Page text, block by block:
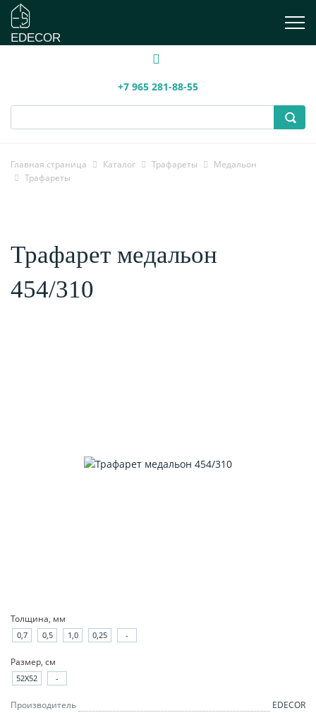
EDECOR
+7 965 281-88-55
Главная страница Каталог Трафареты
Медальон
Трафареты
Трафарет медальон
454/310
Толщина, мм
0,7 0,5 1,0 0,25 -
Размер, см
52X52 -
Производитель
EDECOR